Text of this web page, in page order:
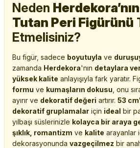
Neden
Tutan Peri Figürünü
Etmelisiniz?
Bu figür, sadece boyutuyla ve
zamanda Herdekora'nın detaylara
yüksek kalite anlayışıyla fark yaratır.
formu ve kumaşların dokusu , onu
ayırır ve dekoratif değeri artırır. 53
dekoratif gruplamalar için ideal bir
yılbaşı süslerinizle kolayca bir araya
şıklık, romantizm ve kalite arayanlar
dekorasyonunda vazgeçilmez bir